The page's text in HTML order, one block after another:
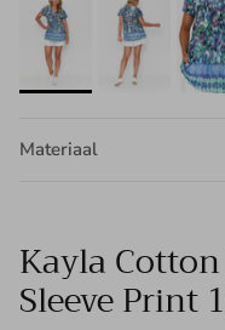
Materiaal
Kayla
Sleeve Print